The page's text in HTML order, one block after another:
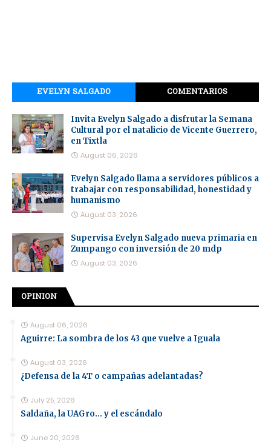
EVELYN SALGADO COMENTARIOS
Invita Evelyn Salgado a disfrutar la Semana
Cultural por el natalicio de Vicente Guerrero,
en Tixtla
August 06, 2026
Evelyn Salgado llama a servidores públicos a
trabajar con responsabilidad, honestidad y
humanismo
August 03, 2026
Supervisa Evelyn Salgado nueva primaria en
Zumpango con inversión de 20 mdp
August 03, 2026
OPINION
August 06, 2026
Aguirre: La sombra de los 43 que vuelve a Iguala
August 03, 2026
¿Defensa de la 4T o campañas adelantadas?
July 25, 2026
Saldaña, la UAGro... y el escándalo
June 20, 2026